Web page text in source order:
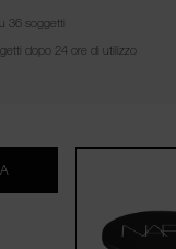
36 soggetti
dopo 24 ore di utilizzo